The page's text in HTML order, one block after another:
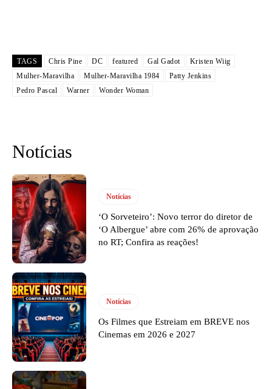
TAGS Chris Pine DC featured Gal Gadot
Kristen Wiig
Mulher-Maravilha
Mulher-Maravilha 1984
Patty Jenkins
Pedro Pascal
Warner Wonder Woman
Notícias
Notícias
‘O Sorveteiro’: Novo terror do diretor de
‘O Albergue’ abre com 26% de aprovação
no RT; Confira as reações!
Notícias
Os Filmes que Estreiam em BREVE nos
Cinemas em 2026 e 2027